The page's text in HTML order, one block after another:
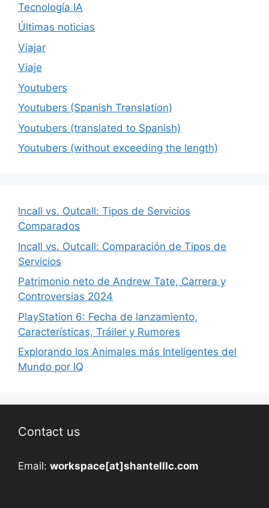
Tecnología IA
Últimas noticias
Viajar
Viaje
Youtubers
Youtubers (Spanish Translation)
Youtubers (translated to Spanish)
Youtubers (without exceeding the length)
Incall vs. Outcall: Tipos de Servicios
Comparados
Incall vs. Outcall: Comparación de Tipos de
Servicios
Patrimonio neto de Andrew Tate, Carrera y
Controversias 2024
PlayStation 6: Fecha de lanzamiento,
Características, Tráiler y Rumores
Explorando los Animales más Inteligentes del
Mundo por IQ
Contact us
Email: workspace[at]shantelllc.com